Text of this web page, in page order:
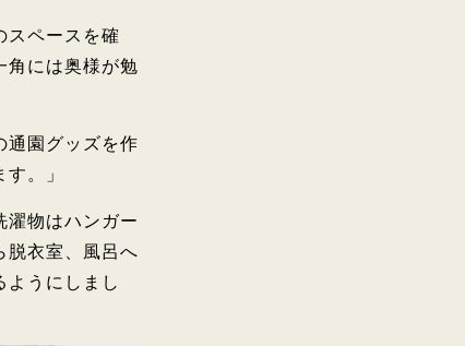
スペースを確
角には奥様が勉
通園グッズを作
。」
濯物はハンガー
脱衣室、風呂へ
ようにしまし